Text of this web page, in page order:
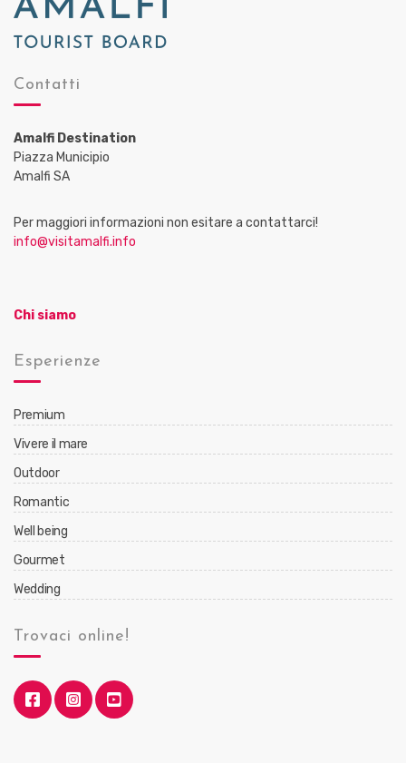
Contatti
Amalfi Destination
Piazza Municipio
Amalfi SA
Per maggiori informazioni non esitare a contattarci!
info@visitamalfi.info
Chi siamo
Esperienze
Premium
Vivere il mare
Outdoor
Romantic
Well being
Gourmet
Wedding
Trovaci online!